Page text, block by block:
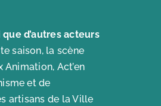
d’autres acteurs
saison, la scène
Act’en
et de
artisans de la Ville